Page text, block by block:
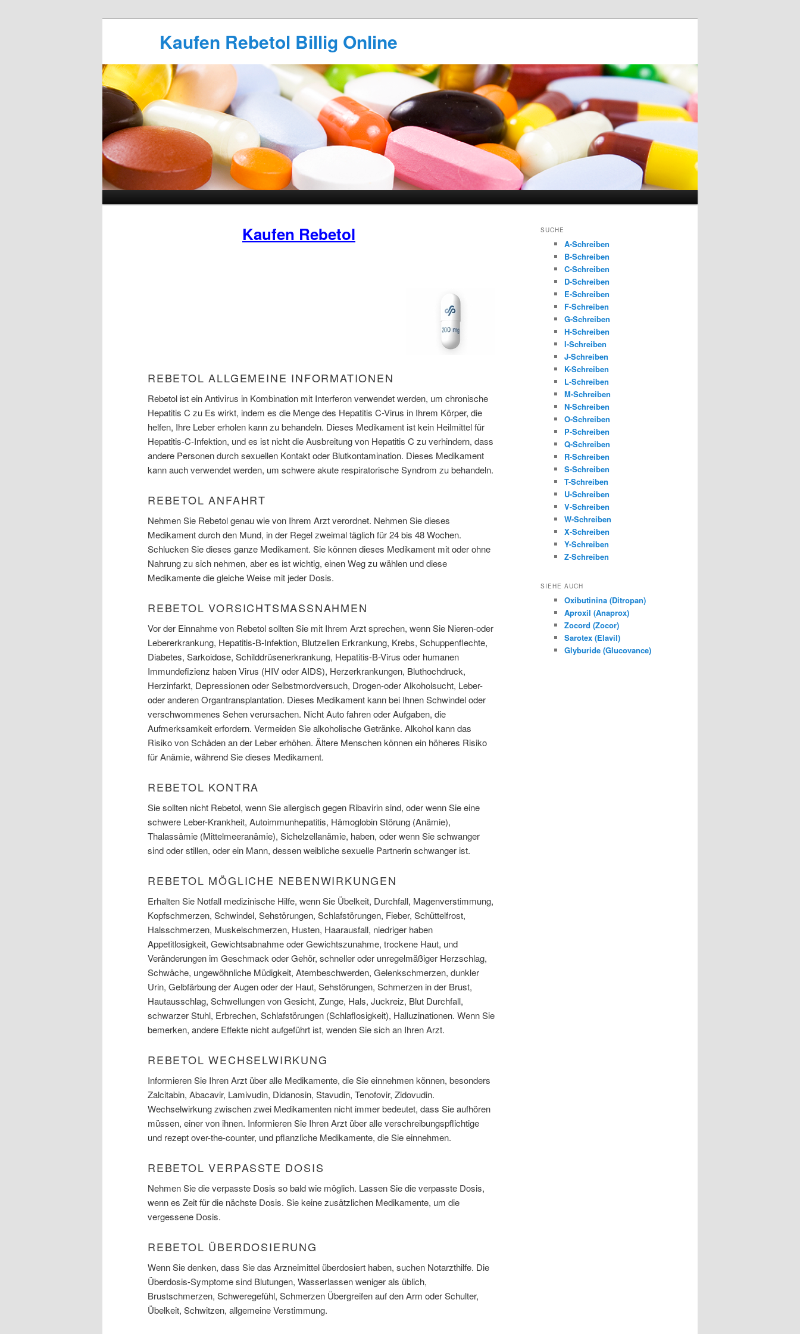
Kaufen Rebetol Billig Online
Kaufen Rebetol
REBETOL ALLGEMEINE INFORMATIONEN
Rebetol ist ein Antivirus in Kombination mit Interferon verwendet werden, um chronische
Hepatitis C zu Es wirkt, indem es die Menge des Hepatitis C-Virus in Ihrem Körper, die
helfen, Ihre Leber erholen kann zu behandeln. Dieses Medikament ist kein Heilmittel für
Hepatitis-C-Infektion, und es ist nicht die Ausbreitung von Hepatitis C zu verhindern, dass
andere Personen durch sexuellen Kontakt oder Blutkontamination. Dieses Medikament
kann auch verwendet werden, um schwere akute respiratorische Syndrom zu behandeln.
REBETOL ANFAHRT
Nehmen Sie Rebetol genau wie von Ihrem Arzt verordnet. Nehmen Sie dieses
Medikament durch den Mund, in der Regel zweimal täglich für 24 bis 48 Wochen.
Schlucken Sie dieses ganze Medikament. Sie können dieses Medikament mit oder ohne
Nahrung zu sich nehmen, aber es ist wichtig, einen Weg zu wählen und diese
Medikamente die gleiche Weise mit jeder Dosis.
REBETOL VORSICHTSMASSNAHMEN
Vor der Einnahme von Rebetol sollten Sie mit Ihrem Arzt sprechen, wenn Sie Nieren-oder
Lebererkrankung, Hepatitis-B-Infektion, Blutzellen Erkrankung, Krebs, Schuppenflechte,
Diabetes, Sarkoidose, Schilddrüsenerkrankung, Hepatitis-B-Virus oder humanen
Immundefizienz haben Virus (HIV oder AIDS), Herzerkrankungen, Bluthochdruck,
Herzinfarkt, Depressionen oder Selbstmordversuch, Drogen-oder Alkoholsucht, Leber-
oder anderen Organtransplantation. Dieses Medikament kann bei Ihnen Schwindel oder
verschwommenes Sehen verursachen. Nicht Auto fahren oder Aufgaben, die
Aufmerksamkeit erfordern. Vermeiden Sie alkoholische Getränke. Alkohol kann das
Risiko von Schäden an der Leber erhöhen. Ältere Menschen können ein höheres Risiko
für Anämie, während Sie dieses Medikament.
REBETOL KONTRA
Sie sollten nicht Rebetol, wenn Sie allergisch gegen Ribavirin sind, oder wenn Sie eine
schwere Leber-Krankheit, Autoimmunhepatitis, Hämoglobin Störung (Anämie),
Thalassämie (Mittelmeeranämie), Sichelzellanämie, haben, oder wenn Sie schwanger
sind oder stillen, oder ein Mann, dessen weibliche sexuelle Partnerin schwanger ist.
REBETOL MÖGLICHE NEBENWIRKUNGEN
Erhalten Sie Notfall medizinische Hilfe, wenn Sie Übelkeit, Durchfall, Magenverstimmung,
Kopfschmerzen, Schwindel, Sehstörungen, Schlafstörungen, Fieber, Schüttelfrost,
Halsschmerzen, Muskelschmerzen, Husten, Haarausfall, niedriger haben
Appetitlosigkeit, Gewichtsabnahme oder Gewichtszunahme, trockene Haut, und
Veränderungen im Geschmack oder Gehör, schneller oder unregelmäßiger Herzschlag,
Schwäche, ungewöhnliche Müdigkeit, Atembeschwerden, Gelenkschmerzen, dunkler
Urin, Gelbfärbung der Augen oder der Haut, Sehstörungen, Schmerzen in der Brust,
Hautausschlag, Schwellungen von Gesicht, Zunge, Hals, Juckreiz, Blut Durchfall,
schwarzer Stuhl, Erbrechen, Schlafstörungen (Schlaflosigkeit), Halluzinationen. Wenn Sie
bemerken, andere Effekte nicht aufgeführt ist, wenden Sie sich an Ihren Arzt.
REBETOL WECHSELWIRKUNG
Informieren Sie Ihren Arzt über alle Medikamente, die Sie einnehmen können, besonders
Zalcitabin, Abacavir, Lamivudin, Didanosin, Stavudin, Tenofovir, Zidovudin.
Wechselwirkung zwischen zwei Medikamenten nicht immer bedeutet, dass Sie aufhören
müssen, einer von ihnen. Informieren Sie Ihren Arzt über alle verschreibungspflichtige
und rezept over-the-counter, und pflanzliche Medikamente, die Sie einnehmen.
REBETOL VERPASSTE DOSIS
Nehmen Sie die verpasste Dosis so bald wie möglich. Lassen Sie die verpasste Dosis,
wenn es Zeit für die nächste Dosis. Sie keine zusätzlichen Medikamente, um die
vergessene Dosis.
REBETOL ÜBERDOSIERUNG
Wenn Sie denken, dass Sie das Arzneimittel überdosiert haben, suchen Notarzthilfe. Die
Überdosis-Symptome sind Blutungen, Wasserlassen weniger als üblich,
Brustschmerzen, Schweregefühl, Schmerzen Übergreifen auf den Arm oder Schulter,
Übelkeit, Schwitzen, allgemeine Verstimmung.
SUCHE
A-Schreiben
B-Schreiben
C-Schreiben
D-Schreiben
E-Schreiben
F-Schreiben
G-Schreiben
H-Schreiben
I-Schreiben
J-Schreiben
K-Schreiben
L-Schreiben
M-Schreiben
N-Schreiben
O-Schreiben
P-Schreiben
Q-Schreiben
R-Schreiben
S-Schreiben
T-Schreiben
U-Schreiben
V-Schreiben
W-Schreiben
X-Schreiben
Y-Schreiben
Z-Schreiben
SIEHE AUCH
Oxibutinina (Ditropan)
Aproxil (Anaprox)
Zocord (Zocor)
Sarotex (Elavil)
Glyburide (Glucovance)